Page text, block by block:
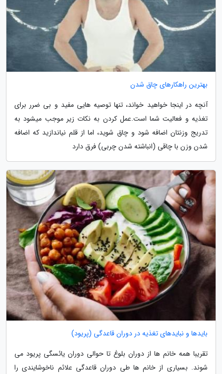
بهترین راهکارهای چاق شدن
آنچه در اینجا خواهید خواند، تنها توصیه هایی مفید و بی ضرر برای
تغذیه و فعالیت شما است.عمل کردن به نکات زیر موجب میشود به
تدریج وزنتان اضافه شود و چاق شوید، اما از قلم نیاندازید که اضافه
شدن وزن با چاقی (انباشته شدن چربی) فرق دارد
بایدها و نبایدهای تغذیه در دوران قاعدگی (پریود)
تقریبا همه خانم ها از دوران بلوغ تا حوالی دوران یائسگی پریود می
شوند. بسیاری از خانم ها طی دوران قاعدگی علائم ناخوشایندی را